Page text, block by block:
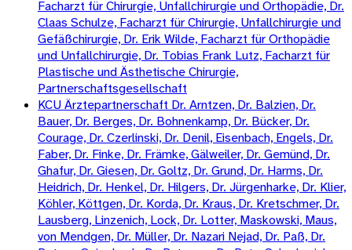
Facharzt für Chirurgie, Unfallchirurgie und Orthopädie, Dr.
Claas Schulze, Facharzt für Chirurgie, Unfallchirurgie und
Gefäßchirurgie, Dr. Erik Wilde, Facharzt für Orthopädie
und Unfallchirurgie, Dr. Tobias Frank Lutz, Facharzt für
Plastische und Ästhetische Chirurgie,
Partnerschaftsgesellschaft
KCU Ärztepartnerschaft Dr. Arntzen, Dr. Balzien, Dr.
Bauer, Dr. Berges, Dr. Bohnenkamp, Dr. Bücker, Dr.
Courage, Dr. Czerlinski, Dr. Denil, Eisenbach, Engels, Dr.
Faber, Dr. Finke, Dr. Främke, Gälweiler, Dr. Gemünd, Dr.
Ghafur, Dr. Giesen, Dr. Goltz, Dr. Grund, Dr. Harms, Dr.
Heidrich, Dr. Henkel, Dr. Hilgers, Dr. Jürgenharke, Dr. Klier,
Köhler, Köttgen, Dr. Korda, Dr. Kraus, Dr. Kretschmer, Dr.
Lausberg, Linzenich, Lock, Dr. Lotter, Maskowski, Maus,
von Mendgen, Dr. Müller, Dr. Nazari Nejad, Dr. Paß, Dr.